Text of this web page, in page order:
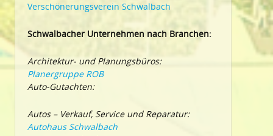
Verschönerungsverein Schwalbach
Schwalbacher Unternehmen nach Branchen:
Architektur- und Planungsbüros:
Planergruppe ROB
Auto-Gutachten:
Autos – Verkauf, Service und Reparatur:
Autohaus Schwalbach